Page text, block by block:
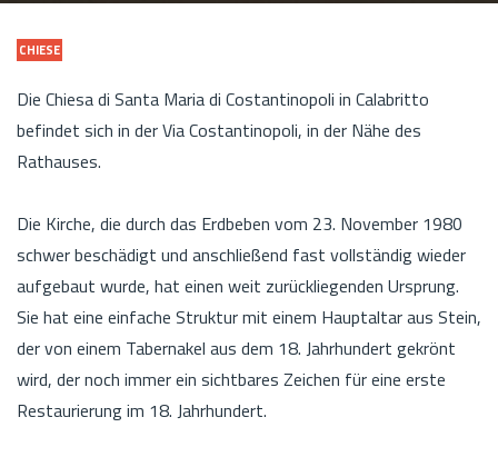
CHIESE
Die Chiesa di Santa Maria di Costantinopoli in Calabritto
befindet sich in der Via Costantinopoli, in der Nähe des
Rathauses.
Die Kirche, die durch das Erdbeben vom 23. November 1980
schwer beschädigt und anschließend fast vollständig wieder
aufgebaut wurde, hat einen weit zurückliegenden Ursprung.
Sie hat eine einfache Struktur mit einem Hauptaltar aus Stein,
der von einem Tabernakel aus dem 18. Jahrhundert gekrönt
wird, der noch immer ein sichtbares Zeichen für eine erste
Restaurierung im 18. Jahrhundert.